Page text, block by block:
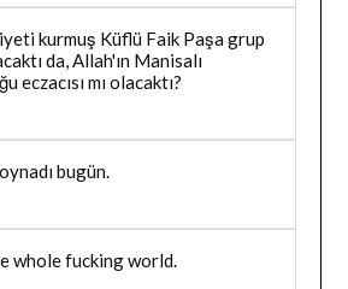
kurmuş Küflü Faik Paşa grup
da, Allah'ın Manisalı
eczacısı mı olacaktı?
bugün.
whole fucking world.